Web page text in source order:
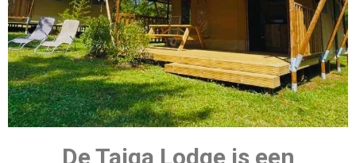
De Taiga Lodge is een